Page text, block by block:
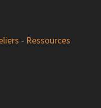
- Ressources